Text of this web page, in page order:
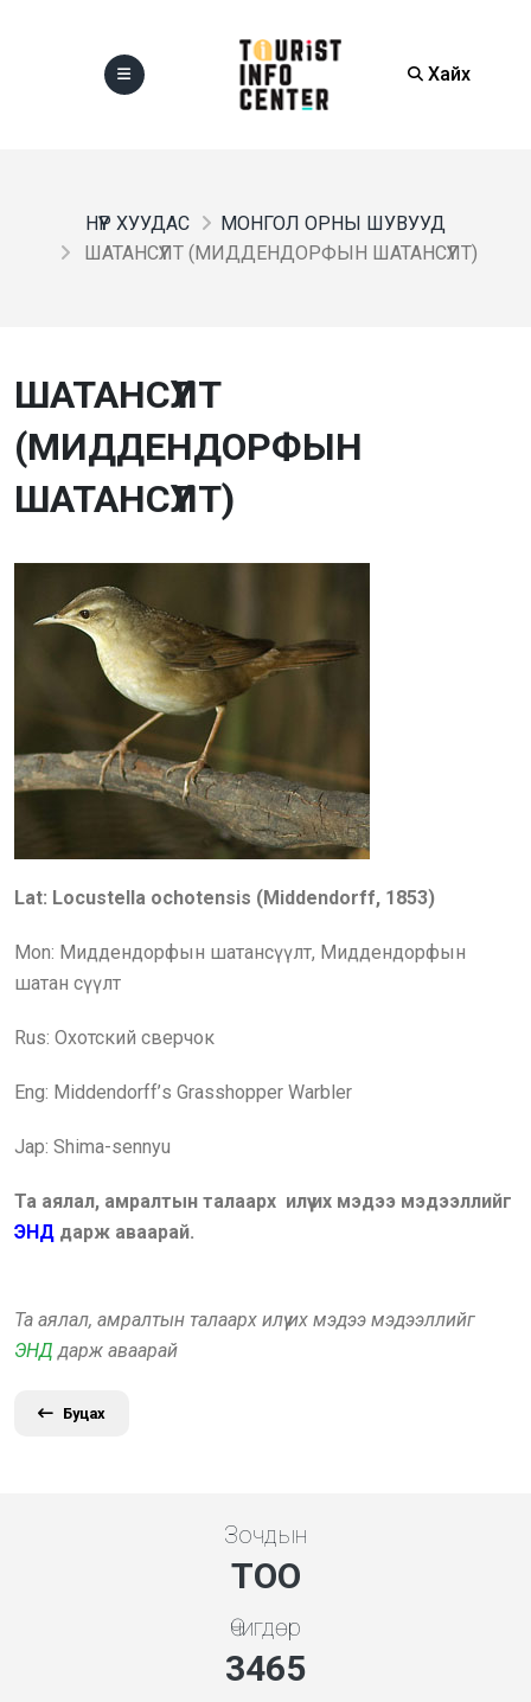
Хайх
НҮҮР ХУУДАС
МОНГОЛ ОРНЫ ШУВУУД
ШАТАНСҮҮЛТ (МИДДЕНДОРФЫН ШАТАНСҮҮЛТ)
ШАТАНСҮҮЛТ
(МИДДЕНДОРФЫН
ШАТАНСҮҮЛТ)
Lat: Locustella ochotensis (Middendorff, 1853)
Mon: Миддендорфын шатансүүлт, Миддендорфын
шатан сүүлт
Rus: Охотский сверчок
Eng: Middendorff’s Grasshopper Warbler
Jap: Shima-sennyu
Та аялал, амралтын талаарх илүү их мэдээ мэдээллийг
ЭНД дарж аваарай.
Та аялал, амралтын талаарх илүү их мэдээ мэдээллийг
ЭНД дарж аваарай
Буцах
Зочдын
ТОО
Өчигдөр
3731